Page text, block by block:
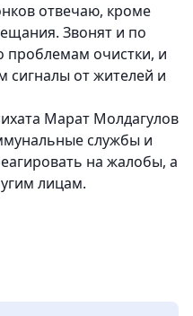
отвечаю, кроме
Звонят и по
проблемам очистки, и
сигналы от жителей и
Марат Молдагулов
службы и
на жалобы, а
лицам.